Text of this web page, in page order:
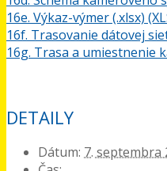
16e. Výkaz-výmer (.xlsx)
16f. Trasovanie dátovej
16g. Trasa a umiestnenie
DETAILY
Dátum: 7. septembra